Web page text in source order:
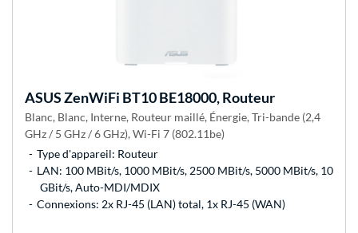
ASUSZenWiFi BT10 BE18000, Routeur
Blanc, Blanc, Interne, Routeur maillé, Énergie, Tri-bande (2,4
GHz / 5 GHz / 6 GHz), Wi-Fi 7 (802.11be)
Type d'appareil: Routeur
LAN: 100 MBit/s, 1000 MBit/s, 2500 MBit/s, 5000 MBit/s, 10
GBit/s, Auto-MDI/MDIX
Connexions: 2x RJ-45 (LAN) total, 1x RJ-45 (WAN)